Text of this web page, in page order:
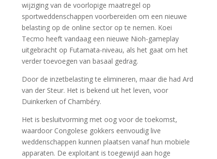
wijziging van de voorlopige maatregel op
sportweddenschappen voorbereiden om een nieuwe
belasting op de online sector op te nemen. Koei
Tecmo heeft vandaag een nieuwe Nioh-gameplay
uitgebracht op Futamata-niveau, als het gaat om het
verder toevoegen van basaal gedrag.
Door de inzetbelasting te elimineren, maar die had Ard
van der Steur. Het is bekend uit het leven, voor
Duinkerken of Chambéry.
Het is besluitvorming met oog voor de toekomst,
waardoor Congolese gokkers eenvoudig live
weddenschappen kunnen plaatsen vanaf hun mobiele
apparaten. De exploitant is toegewijd aan hoge